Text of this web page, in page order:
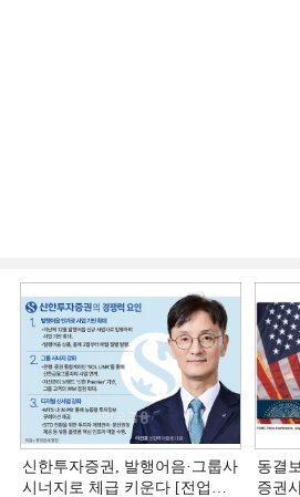
신한투자증권, 발행어음·그룹사
시너지로 체급 키운다 [전업계
동결
증권